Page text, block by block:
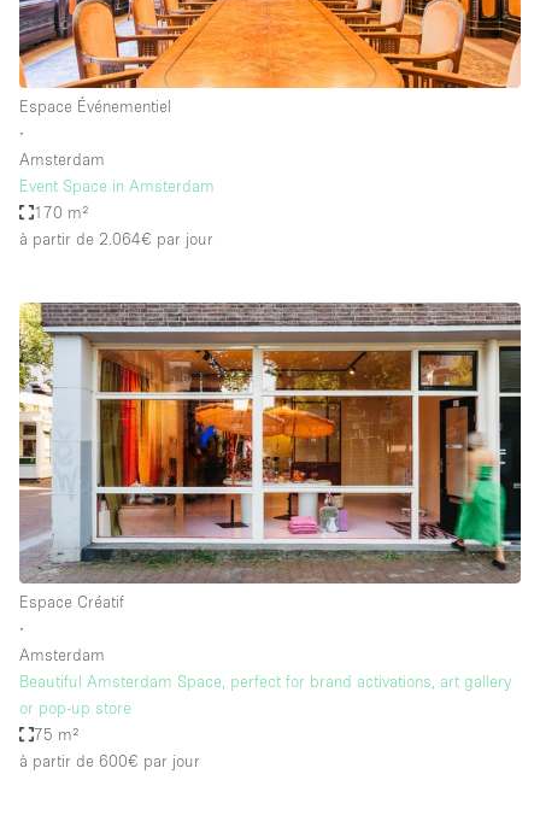
Espace Événementiel
∙
Amsterdam
Event Space in Amsterdam
170 m²
à partir de 2.064€ par jour
Espace Créatif
∙
Amsterdam
Beautiful Amsterdam Space, perfect for brand activations, art gallery
or pop-up store
75 m²
à partir de 600€ par jour